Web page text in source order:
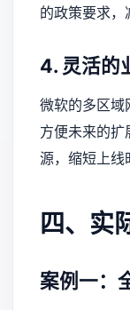
的政策要求，
4. 灵活的
微软的多区域
方便未来的扩
源，缩短上线
四、实
案例一：